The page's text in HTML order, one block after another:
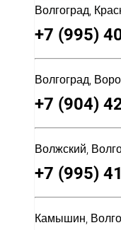
Волгоград,
+7 (995)
Волгоград,
+7 (904)
Волжский,
+7 (995)
Камышин,